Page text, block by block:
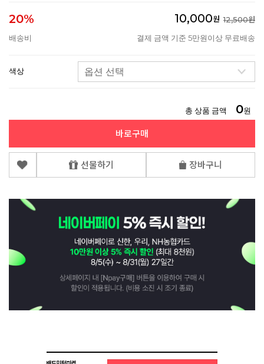
20% 10,000원 12,500원
배송비
결제 금액 기준 5만원이상 무료배송
색상
총 상품 금액 0원
바로구매
선물하기 장바구니